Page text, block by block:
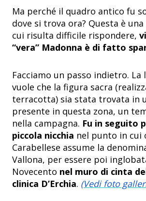
Ma perché il quadro antico fu
dove si trova ora? Questa è
cui risulta difficile rispondere,
“vera” Madonna è di fatto
Facciamo un passo indietro. La
vuole che la figura sacra
terracotta) sia stata trovata in
presente in questa zona, un
nella campagna. Fu in seguito
piccola nicchia nel punto in cui
Carabellese assume la
Vallona, per essere poi
Novecento nel muro di cinta
clinica D’Erchia. (Vedi foto